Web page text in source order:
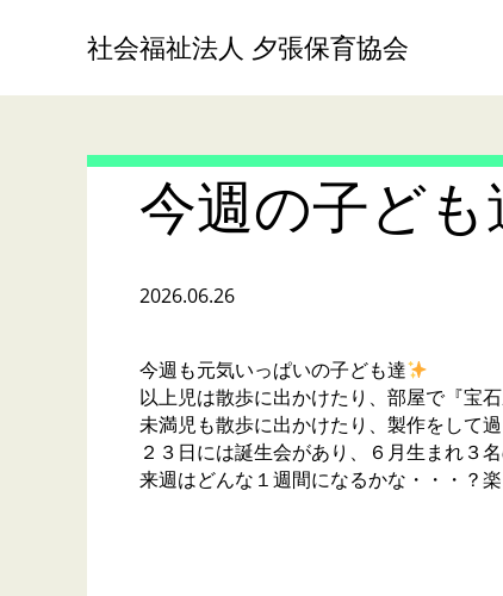
社会福祉法人 夕張保育協会
今週の子ども
2026.06.26
今週も元気いっぱいの子ども達
以上児は散歩に出かけたり、部屋で『宝
未満児も散歩に出かけたり、製作をして
２３日には誕生会があり、６月生まれ３
来週はどんな１週間になるかな・・・？